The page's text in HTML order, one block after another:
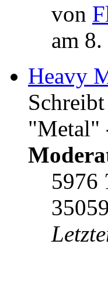
von
am
Heavy
"Metal"
5976